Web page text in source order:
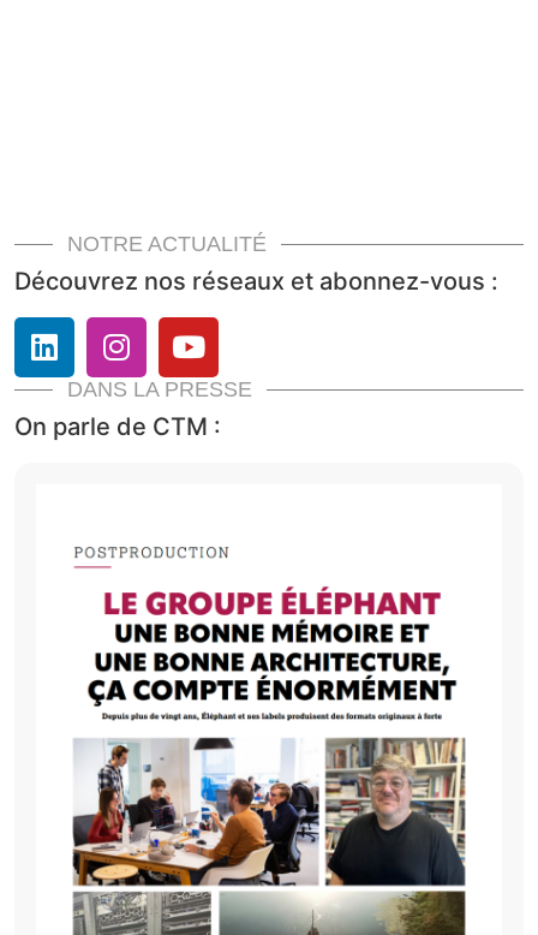
NOTRE ACTUALITÉ
Découvrez nos réseaux et abonnez-vous :
DANS LA PRESSE
On parle de CTM :